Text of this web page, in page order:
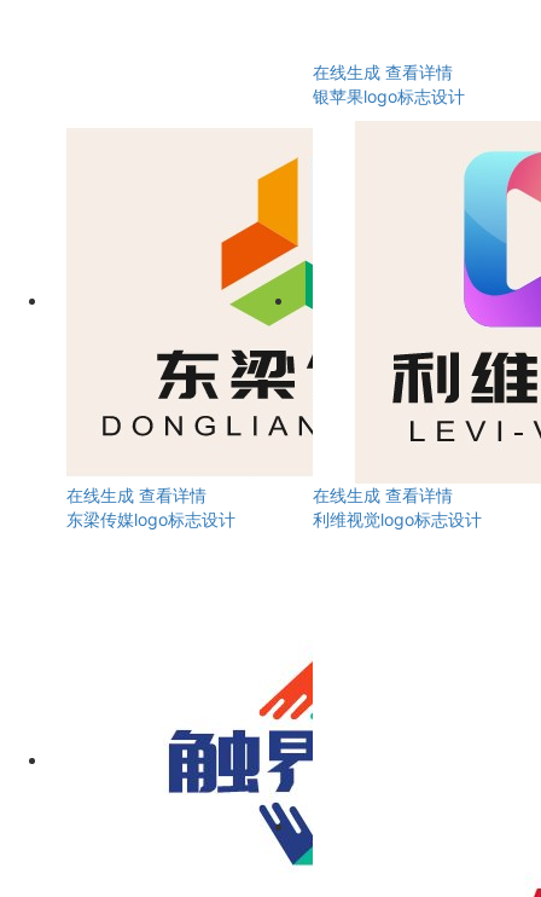
在线生成 查看详情
银苹果logo标志设计
在线生成 查看详情
东梁传媒logo标志设计
在线生成 查看详情
利维视觉logo标志设计